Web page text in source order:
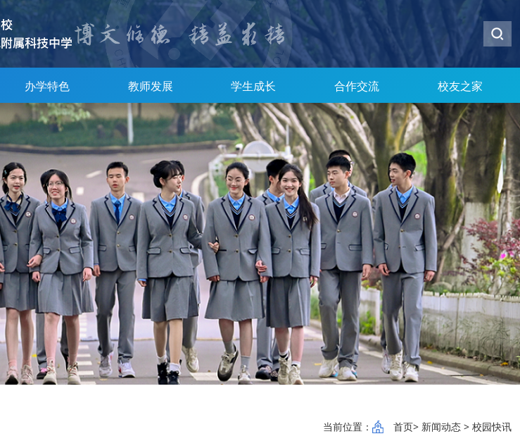
办学特色 教师发展 学生成长 合作交流 校友之家
当前位置： 首页> 新闻动态 > 校园快讯